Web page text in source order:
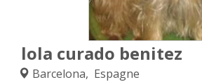
lola curado benitez
Barcelona, Espagne